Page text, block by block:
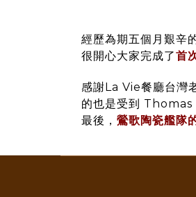
經歷為期五個月艱辛
很開心大家完成了首
感謝La Vie餐廳台灣
的也是受到 Thomas
最後， 鶯歌陶瓷艦隊